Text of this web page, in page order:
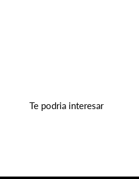
Te podria interesar